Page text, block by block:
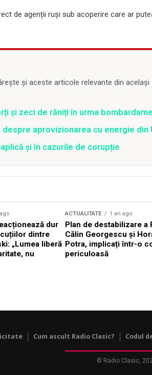
de agenții ruși sub acoperire care ar
și aceste articole relevante din același
și zeci de răniți în urma
aprovizionarea cu energie din
și în cazurile de corupție
dur
dintre
„Lumea liberă
nu
ACTUALITATE 1 an ago
Plan de destabilizare a
Călin Georgescu și
Potra, implicați într-o
periculoasă
Cum ascult Radio Clasic? Codul
© Radio Clasic,